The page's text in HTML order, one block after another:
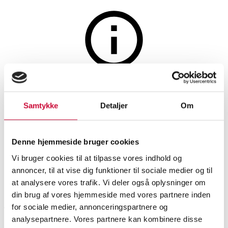
Samtykke Detaljer Om
Denne hjemmeside bruger cookies
Vi bruger cookies til at tilpasse vores indhold og
annoncer, til at vise dig funktioner til sociale medier og til
at analysere vores trafik. Vi deler også oplysninger om
din brug af vores hjemmeside med vores partnere inden
for sociale medier, annonceringspartnere og
analysepartnere. Vores partnere kan kombinere disse
Spiseborde, spisestuemøbler
Søren Ravn Christensen for
Umage. Spisebord model
Comfort Circle, ubrugt
Aarhus
VURDERING
DKK 3.200
VARENUMMER
6532767
Momsvare